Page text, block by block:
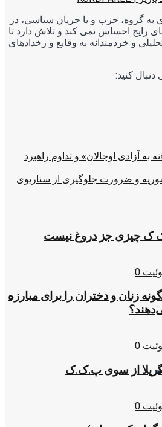
به گروه، حزب و یا جریان سیاسی، در
رایج احساس نمی کند و تلاش دارد تا
و خردمندانه به وقایع و رخدادهای
کنید:
به آزادی اوجالان» و تداوم راهبرد
سوریه و ضرورت جلوگیری از سناریوی
ک چیزی جز دروغ نیست
0
زنان و دختران را برای مبارزه
0
گریلا از سوی پ.ک.ک
0